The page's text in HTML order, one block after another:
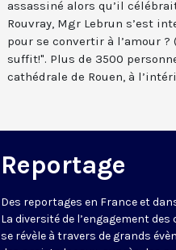
assassiné alors qu’il
Rouvray, Mgr Lebrun s’est
pour se convertir à l’amour ?
suffit!". Plus de 3500
cathédrale de Rouen, à
Reportage
Des reportages en France et
La diversité de l’engagement
se révèle à travers de grands